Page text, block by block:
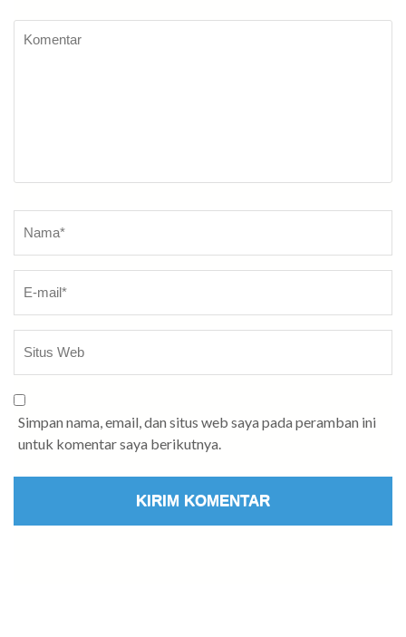
Simpan nama, email, dan situs web saya pada peramban ini
untuk komentar saya berikutnya.